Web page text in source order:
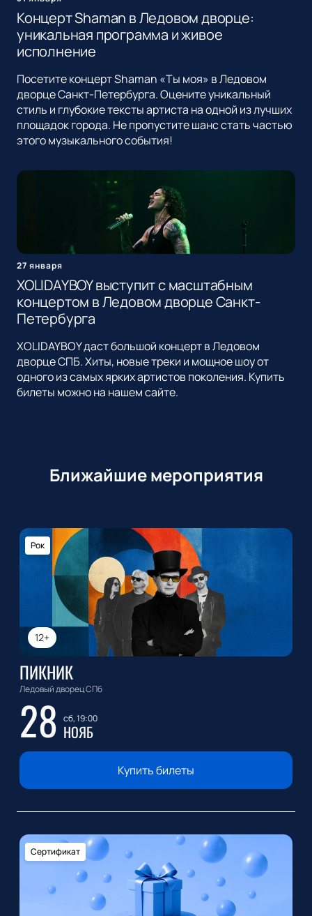
Концерт Shaman в Ледовом дворце:
уникальная программа и живое
исполнение
Посетите концерт Shaman «Ты моя» в Ледовом
дворце Санкт-Петербурга. Оцените уникальный
стиль и глубокие тексты артиста на одной из лучших
площадок города. Не пропустите шанс стать частью
этого музыкального события!
27 января
XOLIDAYBOY выступит с масштабным
концертом в Ледовом дворце Санкт-
Петербурга
XOLIDAYBOY даст большой концерт в Ледовом
дворце СПБ. Хиты, новые треки и мощное шоу от
одного из самых ярких артистов поколения. Купить
билеты можно на нашем сайте.
Ближайшие мероприятия
12+
Рок
ПИКНИК
Ледовый дворец СПб
28 сб, 19:00
НОЯБ
Купить билеты
Сертификат